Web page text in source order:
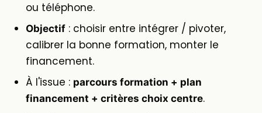
ou téléphone.
Objectif : choisir entre intégrer / pivoter,
calibrer la bonne formation, monter le
financement.
À l'issue : parcours formation + plan
financement + critères choix centre.